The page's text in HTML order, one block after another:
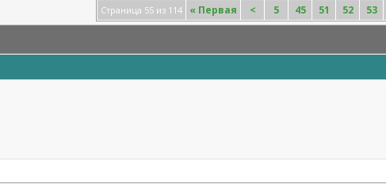
Страница 55 из 114 « Первая < 5 45 51 52 53